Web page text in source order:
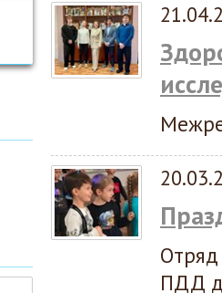
ПДД